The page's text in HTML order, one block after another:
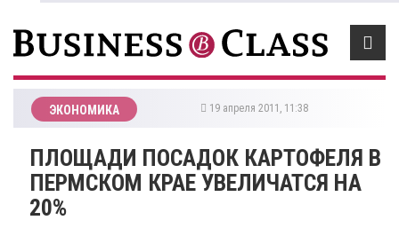
ЭКОНОМИКА 19 апреля 2011, 11:38
ПЛОЩАДИ ПОСАДОК КАРТОФЕЛЯ В
ПЕРМСКОМ КРАЕ УВЕЛИЧАТСЯ НА
20%